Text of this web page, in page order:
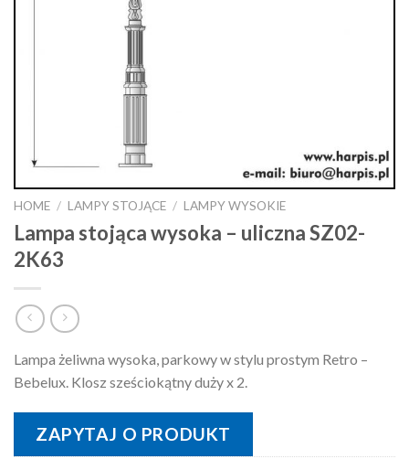
HOME / LAMPY STOJĄCE / LAMPY WYSOKIE
Lampa stojąca wysoka – uliczna SZ02-
2K63
Lampa żeliwna wysoka, parkowy w stylu prostym Retro –
Bebelux. Klosz sześciokątny duży x 2.
ZAPYTAJ O PRODUKT